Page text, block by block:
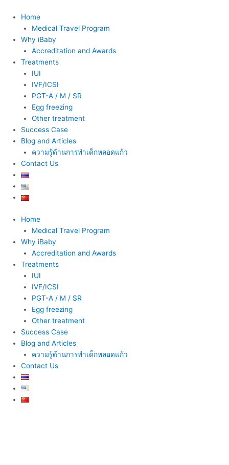
content
Home
Medical Travel Program
Why iBaby
Accreditation and Awards
Treatments
IUI
IVF/ICSI
PGT-A / M / SR
Egg freezing
Other treatment
Success Case
Blog and Articles
ความรู้ด้านการทำเด็กหลอดแก้ว
Contact Us
Home
Medical Travel Program
Why iBaby
Accreditation and Awards
Treatments
IUI
IVF/ICSI
PGT-A / M / SR
Egg freezing
Other treatment
Success Case
Blog and Articles
ความรู้ด้านการทำเด็กหลอดแก้ว
Contact Us